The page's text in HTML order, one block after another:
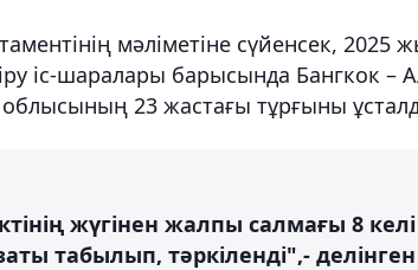
мәліметіне сүйенсек,
іс-шаралары барысында Бангкок
23 жастағы тұрғыны
жүгінен жалпы салмағы 8
табылып, тәркіленді",-